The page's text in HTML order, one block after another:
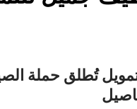
تُطلق حملة